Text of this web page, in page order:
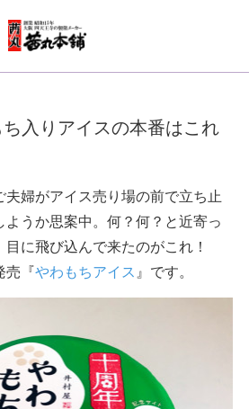
入りアイスの本番はこれ
婦がアイス売り場の前で立ち止
ようか思案中。何？何？と近寄っ
目に飛び込んで来たのがこれ！
売『やわもちアイス』です。